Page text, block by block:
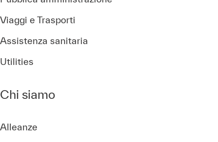
Viaggi e Trasporti
Assistenza sanitaria
Utilities
Chi siamo
Alleanze